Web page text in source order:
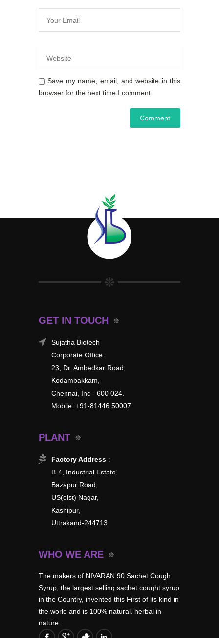
Save my name, email, and website in this
browser for the next time I comment.
GET IN TOUCH
Sujatha Biotech
Corporate Office:
23, Dr. Ambedkar Road,
Kodambakkam,
Chennai, Inc - 600 024.
Mobile: +91-81446 50007
PLANT
Factory Address :
B-4, Industrial Estate,
Bazapur Road,
US(dist) Nagar,
Kashipur,
Uttrakand-244713.
WHO WE ARE
The makers of NIVARAN 90 Sachet Cough
Syrup, the largest selling sachet cought syrup
in the Country, invented this First of its kind in
the world and is 100% natural, herbal in
nature.